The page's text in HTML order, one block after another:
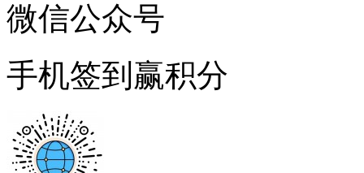
微信公众号
手机签到赢积分